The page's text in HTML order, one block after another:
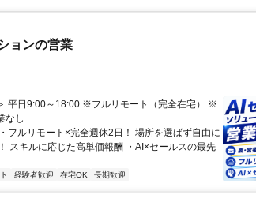
ョンの営業
平日9:00～18:00 ※フルリモート（完全在宅） ※
なし
フルリモート×完全週休2日！ 場所を選ばず自由に
スキルに応じた高単価報酬 ・AI×セールスの最先
経験者歓迎 在宅OK 長期歓迎